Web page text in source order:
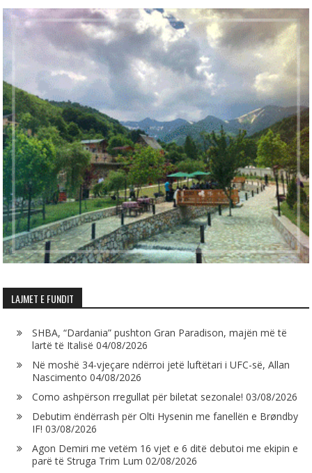
LAJMET E FUNDIT
SHBA, “Dardania” pushton Gran Paradison, majën më të
lartë të Italisë 04/08/2026
Në moshë 34-vjeçare ndërroi jetë luftëtari i UFC-së, Allan
Nascimento 04/08/2026
Como ashpërson rregullat për biletat sezonale! 03/08/2026
Debutim ëndërrash për Olti Hysenin me fanellën e Brøndby
IF! 03/08/2026
Agon Demiri me vetëm 16 vjet e 6 ditë debutoi me ekipin e
parë të Struga Trim Lum 02/08/2026